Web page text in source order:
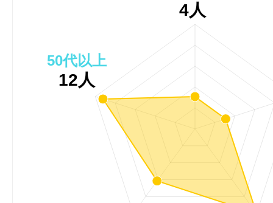
4人
50代以上
12人